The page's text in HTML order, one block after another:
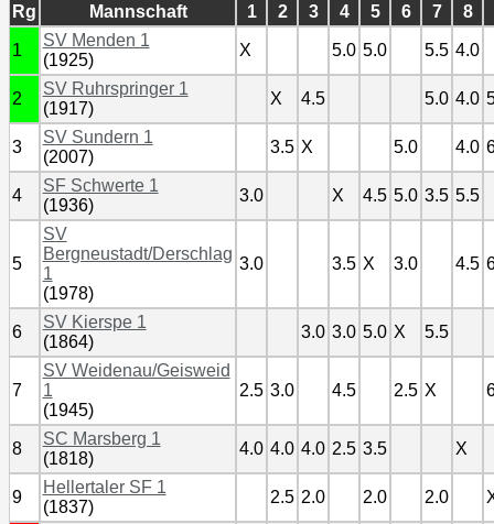
Rg
Mannschaft 1 2 3 4 5 6 7 8
1
SV Menden 1
(1925)
X 5.0 5.0 5.5 4.0
2
SV Ruhrspringer 1
(1917)
X 4.5 5.0 4.0
3
SV Sundern 1
(2007)
3.5 X 5.0 4.0
4
SF Schwerte 1
(1936)
3.0 X 4.5 5.0 3.5 5.5
5
SV
Bergneustadt/Derschlag
1
(1978)
3.0 3.5 X 3.0 4.5
6
SV Kierspe 1
(1864)
3.0 3.0 5.0 X 5.5
7
SV Weidenau/Geisweid
1
(1945)
2.5 3.0 4.5 2.5 X
8
SC Marsberg 1
(1818)
4.0 4.0 4.0 2.5 3.5 X
9
Hellertaler SF 1
(1837)
2.5 2.0 2.0 2.0